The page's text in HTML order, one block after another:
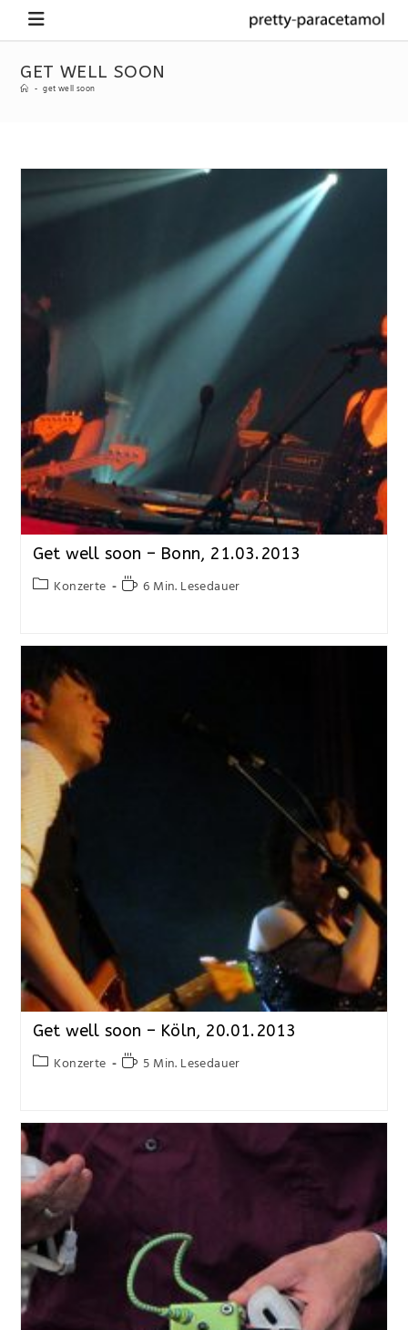
GET WELL SOON
- get well soon
Get well soon – Bonn, 21.03.2013
Konzerte 6 Min. Lesedauer
Get well soon – Köln, 20.01.2013
Konzerte 5 Min. Lesedauer